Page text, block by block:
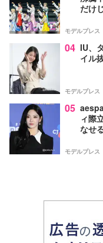
だけ
モデルプレス
04 IU、
イル
モデルプレス
05
ィ際
なせ
モデルプレス